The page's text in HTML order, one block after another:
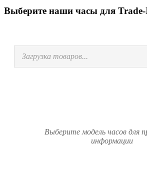
Выберите наши часы для
Загрузка товаров...
Выберите модель часов для
информации